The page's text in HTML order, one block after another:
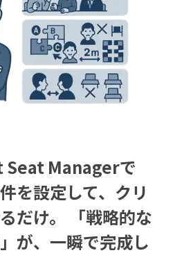
Managerで
を設定して、クリ
だけ。 「戦略的な
が、一瞬で完成し